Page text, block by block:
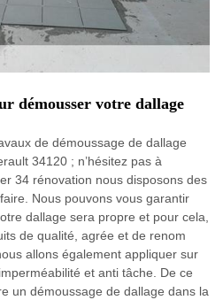
démousser votre dallage
de démoussage de dallage
34120 ; n’hésitez pas à
34 rénovation nous disposons des
Nous pouvons vous garantir
dallage sera propre et pour cela,
de qualité, agrée et de renom
allons également appliquer sur
et anti tâche. De ce
un démoussage de dallage dans la